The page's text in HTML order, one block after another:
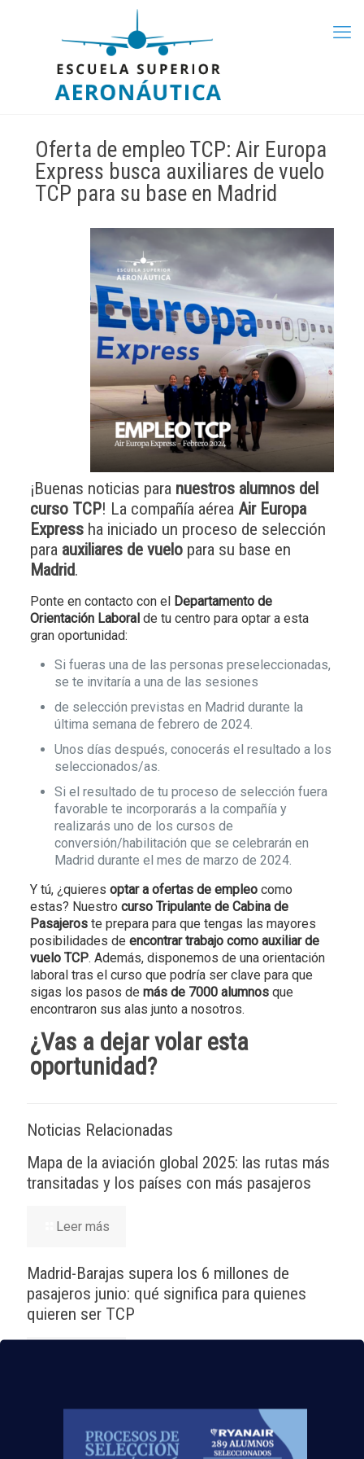
Oferta de empleo TCP: Air Europa
Express busca auxiliares de vuelo
TCP para su base en Madrid
¡Buenas noticias para nuestros alumnos del
curso TCP! La compañía aéreaAir Europa
Expressha iniciado un proceso de selección
para auxiliares de vuelopara su base en
Madrid.
Ponte en contacto con el Departamento de
Orientación Laboralde tu centro para optar a esta
gran oportunidad:
Si fueras una de las personas preseleccionadas,
se te invitaría a una de las sesiones
de selección previstas en Madrid durante la
última semana de febrero de 2024.
Unos días después, conocerás el resultado a los
seleccionados/as.
Si el resultado de tu proceso de selección fuera
favorable te incorporarás a la compañía y
realizarás uno de los cursos de
conversión/habilitación que se celebrarán en
Madrid durante el mes de marzo de 2024.
Y tú, ¿quieres optar a ofertas de empleocomo
estas? Nuestro curso Tripulante de Cabina de
Pasajeroste prepara para que tengas las mayores
posibilidades de encontrar trabajo como auxiliar de
vuelo TCP. Además, disponemos de una orientación
laboral tras el curso que podría ser clave para que
sigas los pasos de más de 7000 alumnosque
encontraron sus alas junto a nosotros.
¿Vas a dejar volar esta
oportunidad?
Noticias Relacionadas
Mapa de la aviación global 2025: las rutas más
transitadas y los países con más pasajeros
Leer más
Madrid-Barajas supera los 6 millones de
pasajeros junio: qué significa para quienes
quieren ser TCP
¡Últimas plazas! Nuevo Curso TCP en Madrid